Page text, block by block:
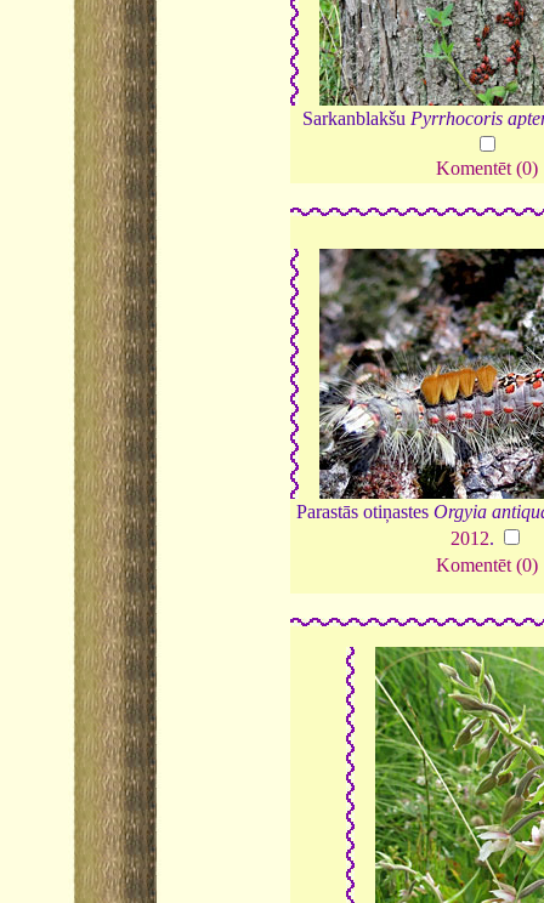
Sarkanblakšu Pyrrhocoris
Komentēt (0)
Parastās otiņastesOrgyia
2012.
Komentēt (0)